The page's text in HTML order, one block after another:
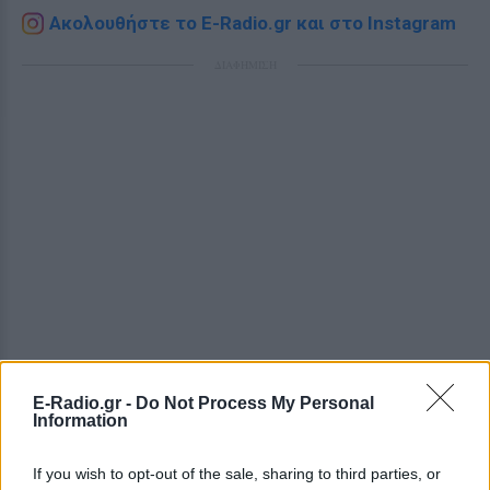
E-Radio.gr - Do Not Process My Personal
Information
If you wish to opt-out of the sale, sharing to third parties, or
Ακολουθήστε το E-Radio.gr και στο Instagram